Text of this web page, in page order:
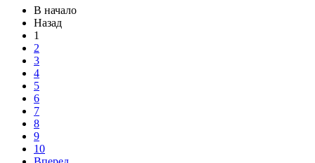
В начало
Назад
1
2
3
4
5
6
7
8
9
10